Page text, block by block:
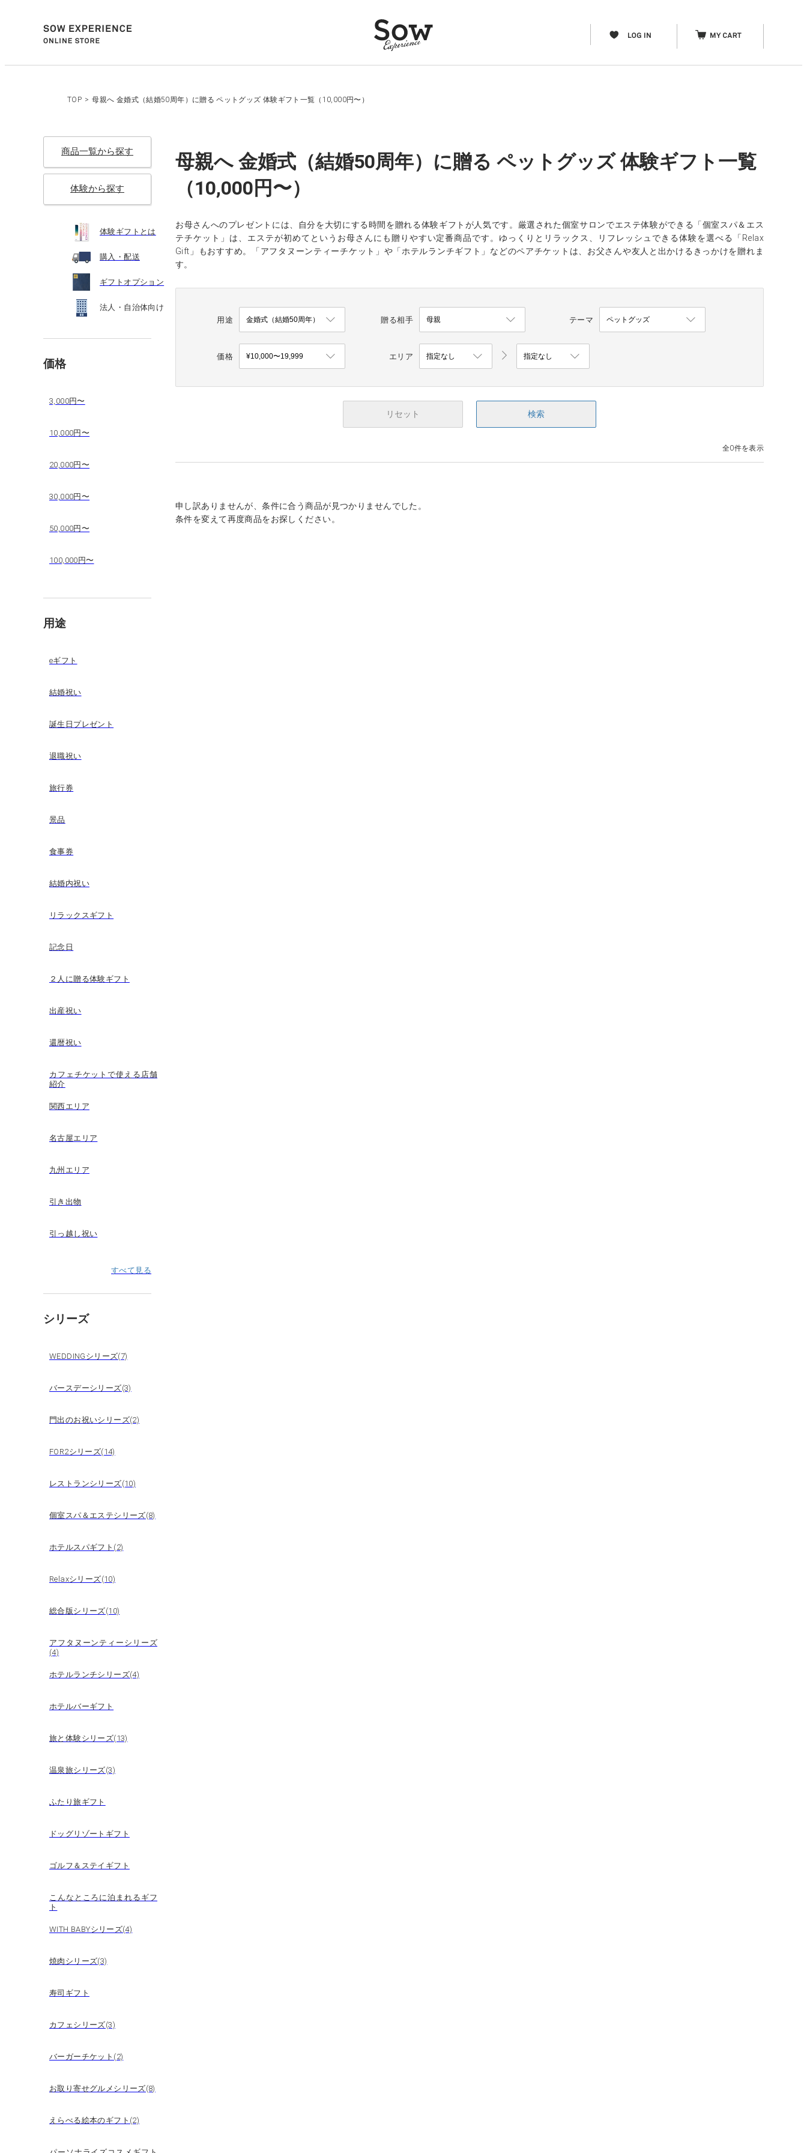
TOP > 母親へ 金婚式（結婚50周年）に贈る ペットグッズ 体験ギフト一覧（10,000円〜）
商品一覧から探す
体験から探す
体験ギフトとは
購入・配送
ギフトオプション
法人・自治体向け
価格
3,000円〜
10,000円〜
20,000円〜
30,000円〜
50,000円〜
100,000円〜
用途
eギフト
結婚祝い
誕生日プレゼント
退職祝い
旅行券
景品
食事券
結婚内祝い
リラックスギフト
記念日
２人に贈る体験ギフト
出産祝い
還暦祝い
カフェチケットで使える店舗
紹介
関西エリア
名古屋エリア
九州エリア
引き出物
引っ越し祝い
すべて見る
シリーズ
WEDDINGシリーズ(7)
バースデーシリーズ(3)
門出のお祝いシリーズ(2)
FOR2シリーズ(14)
レストランシリーズ(10)
個室スパ＆エステシリーズ(8)
ホテルスパギフト(2)
Relaxシリーズ(10)
総合版シリーズ(10)
アフタヌーンティーシリーズ
(4)
ホテルランチシリーズ(4)
ホテルバーギフト
旅と体験シリーズ(13)
温泉旅シリーズ(3)
ふたり旅ギフト
ドッグリゾートギフト
ゴルフ＆ステイギフト
こんなところに泊まれるギフ
ト
WITH BABYシリーズ(4)
焼肉シリーズ(3)
寿司ギフト
カフェシリーズ(3)
バーガーチケット(2)
お取り寄せグルメシリーズ(8)
えらべる絵本のギフト(2)
母親へ 金婚式（結婚50周年）に贈る ペットグッズ 体験ギフト一覧
（10,000円〜）
お母さんへのプレゼントには、自分を大切にする時間を贈れる体験ギフトが人気です。厳選された個室サロンでエステ体験ができる「個室スパ＆エス
テチケット」は、エステが初めてというお母さんにも贈りやすい定番商品です。ゆっくりとリラックス、リフレッシュできる体験を選べる「Relax
Gift」もおすすめ。「アフタヌーンティーチケット」や「ホテルランチギフト」などのペアチケットは、お父さんや友人と出かけるきっかけを贈れま
す。
用途 贈る相手 テーマ
価格 エリア
リセット 検索
全0件を表示
申し訳ありませんが、条件に合う商品が見つかりませんでした。
条件を変えて再度商品をお探しください。